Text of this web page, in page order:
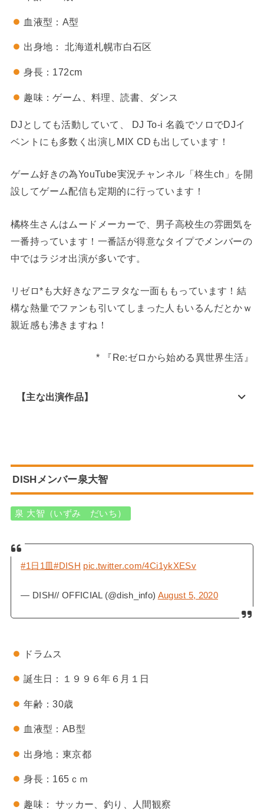
血液型：A型
出身地： 北海道札幌市白石区
身長：172cm
趣味：ゲーム、料理、読書、ダンス
DJとしても活動していて、 DJ To-i 名義でソロでDJイ
ベントにも多数く出演しMIX CDも出しています！
ゲーム好きの為YouTube実況チャンネル「柊生ch」を開
設してゲーム配信も定期的に行っています！
橘柊生さんはムードメーカーで、男子高校生の雰囲気を
一番持っています！一番話が得意なタイプでメンバーの
中ではラジオ出演が多いです。
リゼロ*も大好きなアニヲタな一面ももっています！結
構な熱量でファンも引いてしまった人もいるんだとかｗ
親近感も沸きますね！
* 『Re:ゼロから始める異世界生活』
【主な出演作品】
DISHメンバー泉大智
泉 大智（いずみ だいち）
#1日1皿#DISH pic.twitter.com/4Ci1ykXESv
— DISH// OFFICIAL (@dish_info) August 5, 2020
ドラムス
誕生日：１９９６年６月１日
年齢：30歳
血液型：AB型
出身地：東京都
身長：165ｃｍ
趣味： サッカー、釣り、人間観察